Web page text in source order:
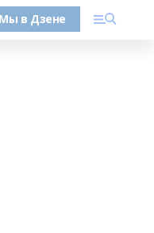
Мы в Дзене